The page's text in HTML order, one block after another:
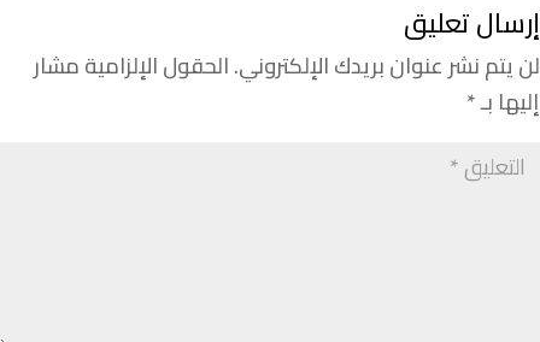
إرسال تعليق
لن يتم نشر عنوان بريدك الإلكتروني.الحقول الإلزامية مشار
إليها بـ*